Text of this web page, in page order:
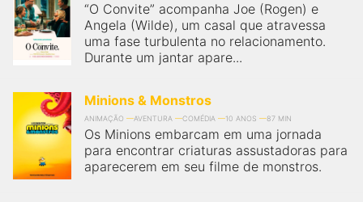
“O Convite” acompanha Joe (Rogen) e
Angela (Wilde), um casal que atravessa
uma fase turbulenta no relacionamento.
Durante um jantar apare...
Minions & Monstros
ANIMAÇÃO AVENTURA COMÉDIA 10 ANOS 87 MIN
Os Minions embarcam em uma jornada
para encontrar criaturas assustadoras para
aparecerem em seu filme de monstros.